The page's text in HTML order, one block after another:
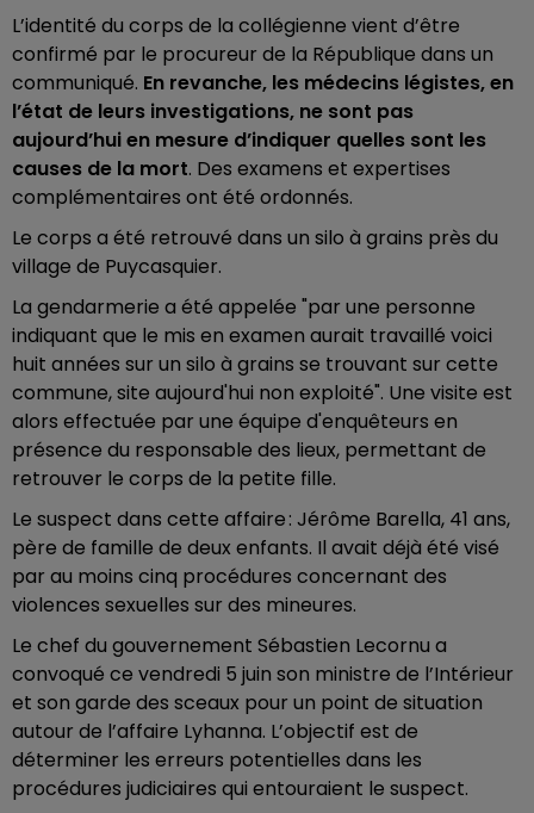
L’identité du corps de la collégienne vient d’être
confirmé par le procureur de la République dans un
communiqué. En revanche, les médecins légistes, en
l’état de leurs investigations, ne sont pas
aujourd’hui en mesure d’indiquer quelles sont les
causes de la mort. Des examens et expertises
complémentaires ont été ordonnés.
Le corps a été retrouvé dans un silo à grains près du
village de Puycasquier.
La gendarmerie a été appelée "par une personne
indiquant que le mis en examen aurait travaillé voici
huit années sur un silo à grains se trouvant sur cette
commune, site aujourd'hui non exploité". Une visite est
alors effectuée par une équipe d'enquêteurs en
présence du responsable des lieux, permettant de
retrouver le corps de la petite fille.
Le suspect dans cette affaire : Jérôme Barella, 41 ans,
père de famille de deux enfants. Il avait déjà été visé
par au moins cinq procédures concernant des
violences sexuelles sur des mineures.
Le chef du gouvernement Sébastien Lecornu a
convoqué ce vendredi 5 juin son ministre de l’Intérieur
et son garde des sceaux pour un point de situation
autour de l’affaire Lyhanna. L’objectif est de
déterminer les erreurs potentielles dans les
procédures judiciaires qui entouraient le suspect.